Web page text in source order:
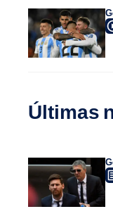
Últimas